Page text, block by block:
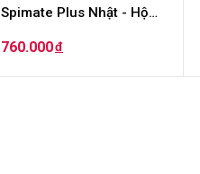
Spimate Plus Nhật - Hộp
760.000đ